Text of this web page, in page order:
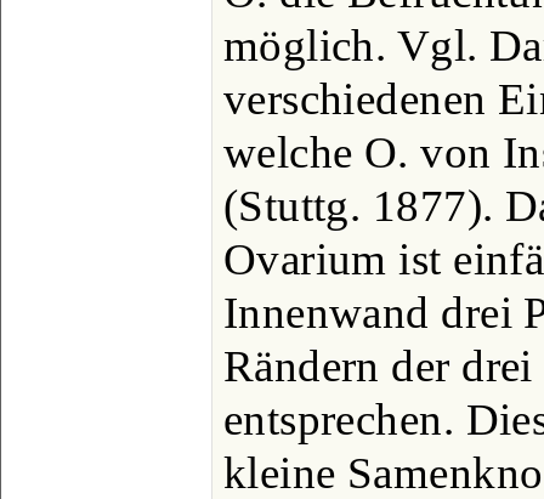
möglich. Vgl.
verschiedenen
welche O. von
(Stuttg. 1877).
Ovarium ist
Innenwand drei
Rändern der
entsprechen.
kleine